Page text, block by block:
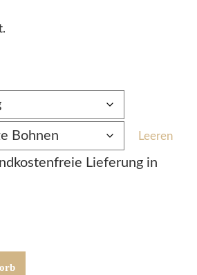
Leeren
Lieferung in